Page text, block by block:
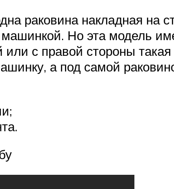
раковина накладная на
Но эта модель
с правой стороны
а под самой